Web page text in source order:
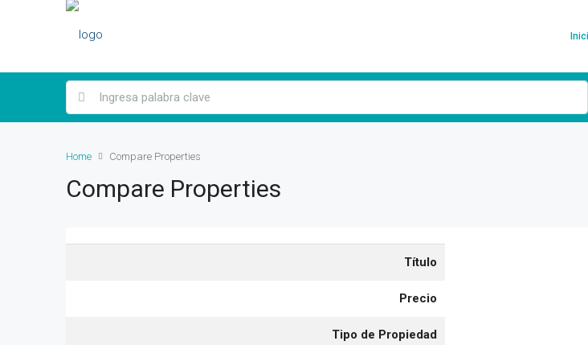
Home Compare Properties
Compare Properties
Título
Precio
Tipo de Propiedad